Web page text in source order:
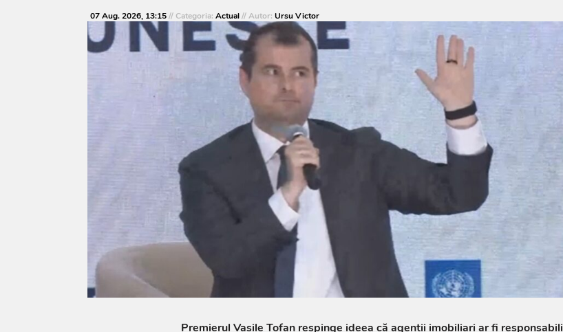
07 Aug. 2026, 13:15// Categoria: Actual// Autor: Ursu Victor
Premierul Vasile Tofan respinge ideea că agenții imobiliari ar fi responsabili